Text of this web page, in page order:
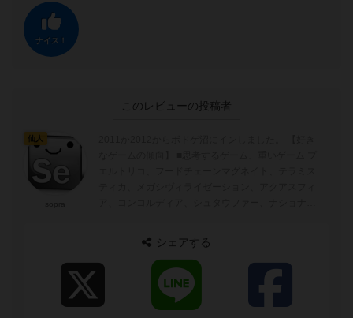
ナイス！
このレビューの投稿者
仙人
シェアする